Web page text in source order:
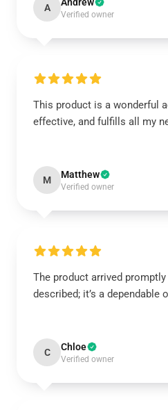
A Andrew
Verified owner
This product is a wonderful
effective, and fulfills all my
M Matthew
Verified owner
The product arrived
described; it’s a dependable
C Chloe
Verified owner